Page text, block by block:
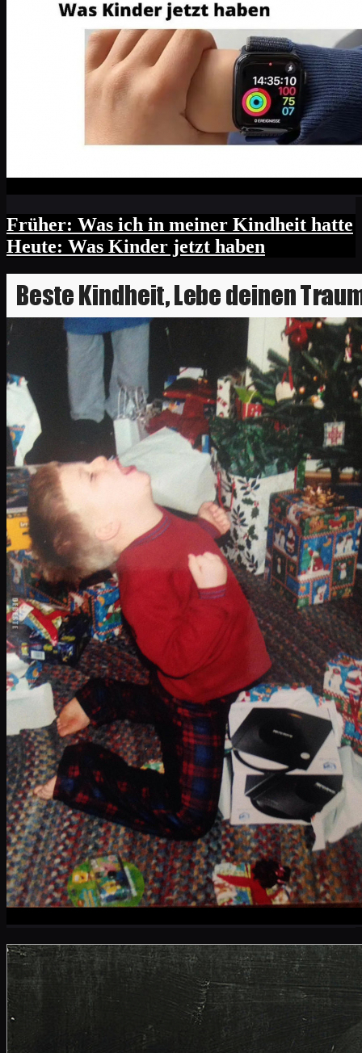
Früher: Was ich in meiner Kindheit hatte
Heute: Was Kinder jetzt haben